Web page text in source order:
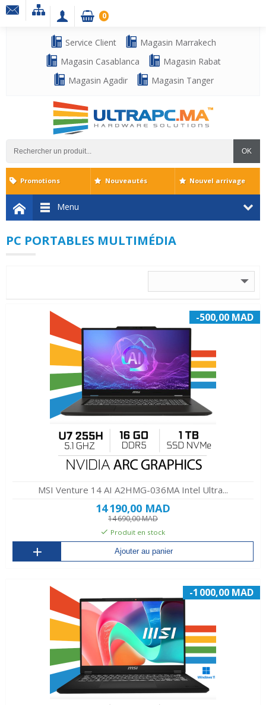
Service Client
Magasin Marrakech
Magasin Casablanca
Magasin Rabat
Magasin Agadir
Magasin Tanger
OK
0
Menu
Promotions Nouveautés Nouvel arrivage
PC PORTABLES MULTIMÉDIA
-500,00 MAD
MSI Venture 14 AI A2HMG-036MA Intel Ultra...
14 190,00 MAD
14 690,00 MAD
Produit en stock
Ajouter au panier
-1 000,00 MAD